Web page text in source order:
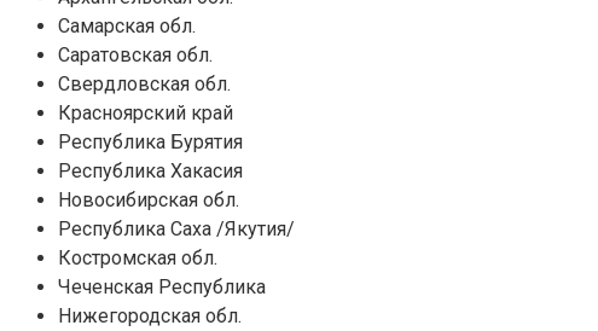
Самарская обл.
Саратовская обл.
Свердловская обл.
Красноярский край
Республика Бурятия
Республика Хакасия
Новосибирская обл.
Республика Саха /Якутия/
Костромская обл.
Чеченская Республика
Нижегородская обл.